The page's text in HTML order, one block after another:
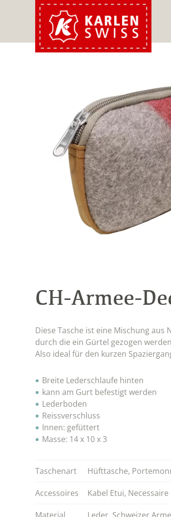
CH-Armee-
Diese Tasche ist eine Mischung aus
durch die ein Gürtel gezogen
Also ideal für den kurzen
Breite Lederschlaufe hinten
kann am Gurt befestigt werden
Lederboden
Reissverschluss
Innen: gefüttert
Masse: 14 x 10 x 3
Taschenart Hüfttasche,
Accessoires Kabel Etui, Necessaire